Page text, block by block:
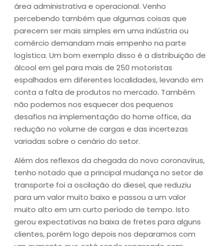
área administrativa e operacional. Venho
percebendo também que algumas coisas que
parecem ser mais simples em uma indústria ou
comércio demandam mais empenho na parte
logística. Um bom exemplo disso é a distribuição de
álcool em gel para mais de 250 motoristas
espalhados em diferentes localidades, levando em
conta a falta de produtos no mercado. Também
não podemos nos esquecer dos pequenos
desafios na implementação do home office, da
redução no volume de cargas e das incertezas
variadas sobre o cenário do setor.
Além dos reflexos da chegada do novo coronavírus,
tenho notado que a principal mudança no setor de
transporte foi a oscilação do diesel, que reduziu
para um valor muito baixo e passou a um valor
muito alto em um curto período de tempo. Isto
gerou expectativas na baixa de fretes para alguns
clientes, porém logo depois nos deparamos com